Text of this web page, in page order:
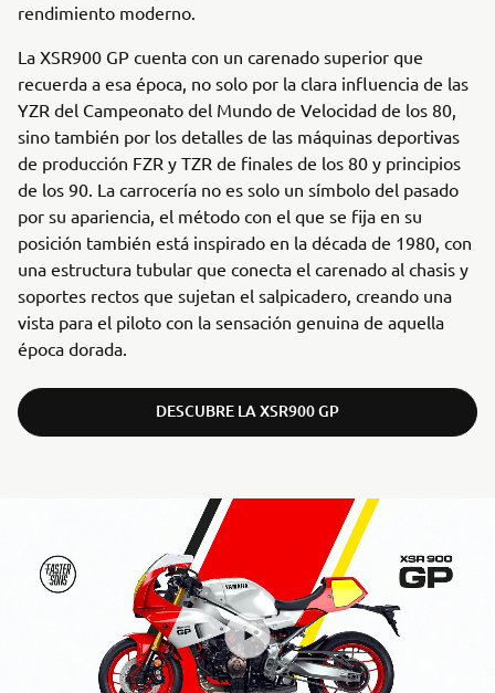
rendimiento moderno.
La XSR900 GP cuenta con un carenado superior que
recuerda a esa época, no solo por la clara influencia de las
YZR del Campeonato del Mundo de Velocidad de los 80,
sino también por los detalles de las máquinas deportivas
de producción FZR y TZR de finales de los 80 y principios
de los 90. La carrocería no es solo un símbolo del pasado
por su apariencia, el método con el que se fija en su
posición también está inspirado en la década de 1980, con
una estructura tubular que conecta el carenado al chasis y
soportes rectos que sujetan el salpicadero, creando una
vista para el piloto con la sensación genuina de aquella
época dorada.
DESCUBRE LA XSR900 GP